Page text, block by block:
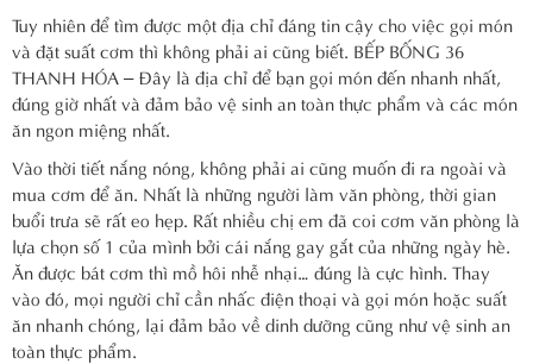
Tuy nhiên để tìm được một địa chỉ đáng tin cậy cho việc gọi món
và đặt suất cơm thì không phải ai cũng biết. BẾP BỐNG 36
THANH HÓA – Đây là địa chỉ để bạn gọi món đến nhanh nhất,
đúng giờ nhất và đảm bảo vệ sinh an toàn thực phẩm và các món
ăn ngon miệng nhất.
Vào thời tiết nắng nóng, không phải ai cũng muốn đi ra ngoài và
mua cơm để ăn. Nhất là những người làm văn phòng, thời gian
buổi trưa sẽ rất eo hẹp. Rất nhiều chị em đã coi cơm văn phòng là
lựa chọn số 1 của mình bởi cái nắng gay gắt của những ngày hè.
Ăn được bát cơm thì mồ hôi nhễ nhại… đúng là cực hình. Thay
vào đó, mọi người chỉ cần nhấc điện thoại và gọi món hoặc suất
ăn nhanh chóng, lại đảm bảo về dinh dưỡng cũng như vệ sinh an
toàn thực phẩm.